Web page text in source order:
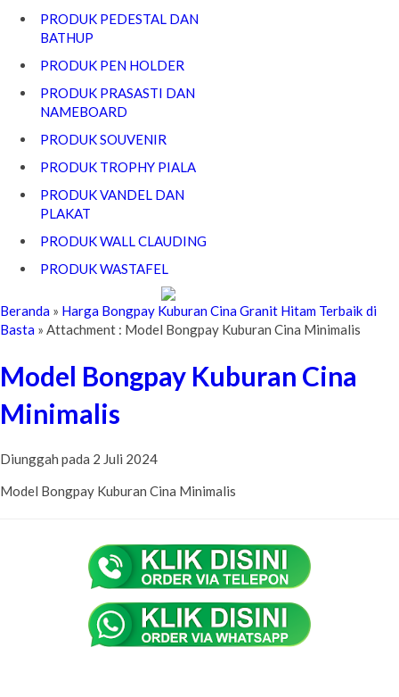
PRODUK PEDESTAL DAN
BATHUP
PRODUK PEN HOLDER
PRODUK PRASASTI DAN
NAMEBOARD
PRODUK SOUVENIR
PRODUK TROPHY PIALA
PRODUK VANDEL DAN
PLAKAT
PRODUK WALL CLAUDING
PRODUK WASTAFEL
Beranda » Harga Bongpay Kuburan Cina Granit Hitam Terbaik di
Basta » Attachment : Model Bongpay Kuburan Cina Minimalis
Model Bongpay Kuburan Cina
Minimalis
Diunggah pada 2 Juli 2024
Model Bongpay Kuburan Cina Minimalis